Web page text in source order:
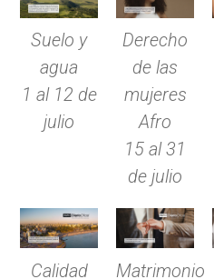
Suelo y
agua
1 al 12 de
julio
Derecho
de las
mujeres
Afro
15 al 31
de julio
Calidad
Matrimonio